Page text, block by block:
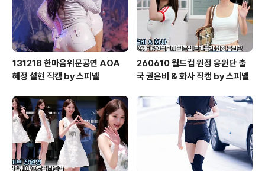
131218 한마음위문공연 AOA
혜정 설현 직캠 by 스피넬
260610 월드컵 원정 응원단 출
국 권은비 & 화사 직캠 by 스피넬